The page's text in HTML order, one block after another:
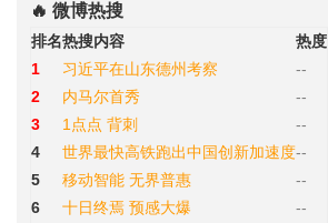
🔥 微博热搜
排名热搜内容
热度
1
习近平在山东德州考察
--
2
内马尔首秀
--
3
1点点 背刺
--
4
世界最快高铁跑出中国创新加速度--
5
移动智能 无界普惠
--
6
十日终焉 预感大爆
--